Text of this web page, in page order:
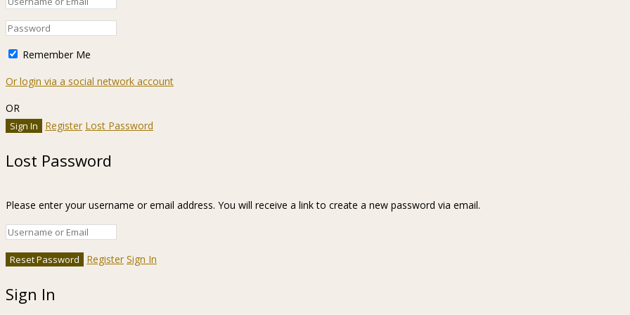
Remember Me
Or login via a social network account
OR
Register Lost Password
Lost Password
Please enter your username or email address. You will receive a link to create a new password via email.
Register Sign In
Sign In